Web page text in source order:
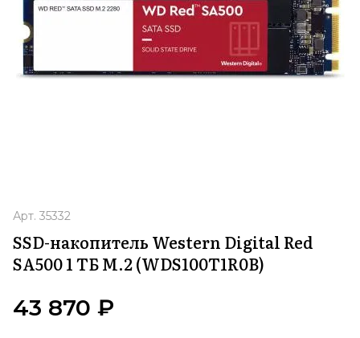
Арт. 35332
SSD-накопитель Western Digital Red
SA500 1 ТБ M.2 (WDS100T1R0B)
43 870 ₽